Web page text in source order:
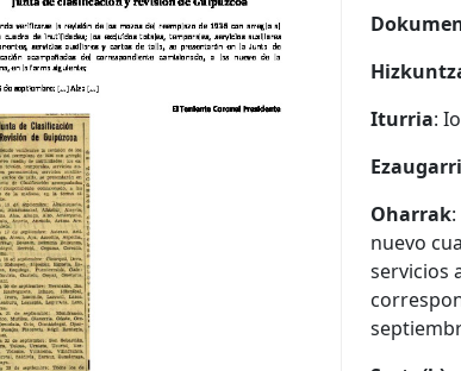
Iturria:
Oharrak
nuevo
servicios